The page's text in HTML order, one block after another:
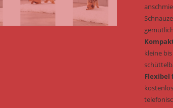
kleine
Flexibel